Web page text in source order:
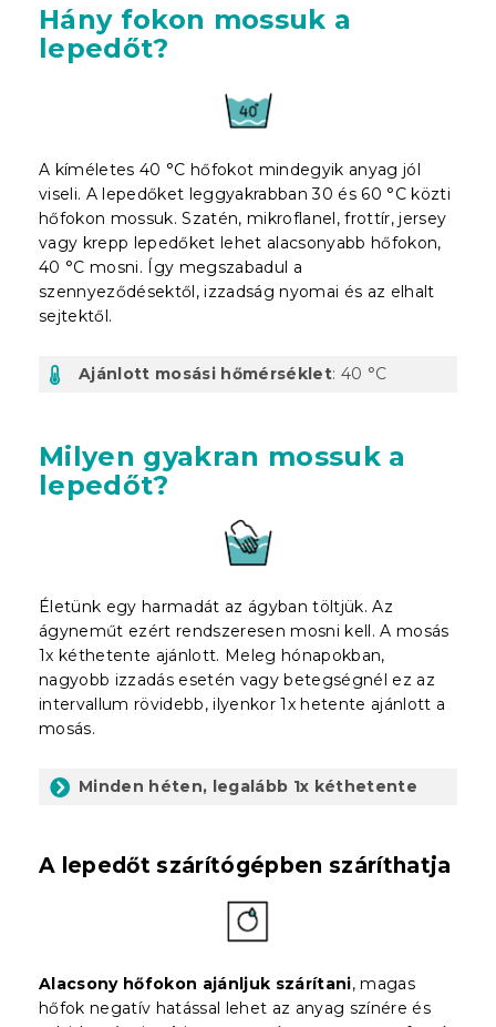
Hány fokon mossuk a
lepedőt?
A kíméletes 40 °C hőfokot mindegyik anyag jól
viseli. A lepedőket leggyakrabban 30 és 60 °C közti
hőfokon mossuk. Szatén, mikroflanel, frottír, jersey
vagy krepp lepedőket lehet alacsonyabb hőfokon,
40 °C mosni. Így megszabadul a
szennyeződésektől, izzadság nyomai és az elhalt
sejtektől.
Ajánlott mosási hőmérséklet: 40 °C
Milyen gyakran mossuk a
lepedőt?
Életünk egy harmadát az ágyban töltjük. Az
ágyneműt ezért rendszeresen mosni kell. A mosás
1x kéthetente ajánlott. Meleg hónapokban,
nagyobb izzadás esetén vagy betegségnél ez az
intervallum rövidebb, ilyenkor 1x hetente ajánlott a
mosás.
Minden héten, legalább 1x kéthetente
A lepedőt szárítógépben száríthatja
Alacsony hőfokon ajánljuk szárítani, magas
hőfok negatív hatással lehet az anyag színére és